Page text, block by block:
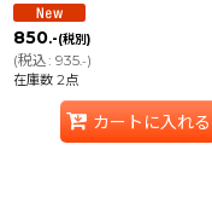
850.-(税別)
(税込: 935.-)
在庫数 2点
カートに入れる